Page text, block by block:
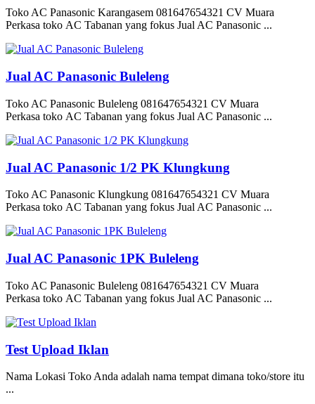
Toko AC Panasonic Karangasem 081647654321 CV Muara
Perkasa toko AC Tabanan yang fokus Jual AC Panasonic ...
Jual AC Panasonic Buleleng
Toko AC Panasonic Buleleng 081647654321 CV Muara
Perkasa toko AC Tabanan yang fokus Jual AC Panasonic ...
Jual AC Panasonic 1/2 PK Klungkung
Toko AC Panasonic Klungkung 081647654321 CV Muara
Perkasa toko AC Tabanan yang fokus Jual AC Panasonic ...
Jual AC Panasonic 1PK Buleleng
Toko AC Panasonic Buleleng 081647654321 CV Muara
Perkasa toko AC Tabanan yang fokus Jual AC Panasonic ...
Test Upload Iklan
Nama Lokasi Toko Anda adalah nama tempat dimana toko/store itu
...